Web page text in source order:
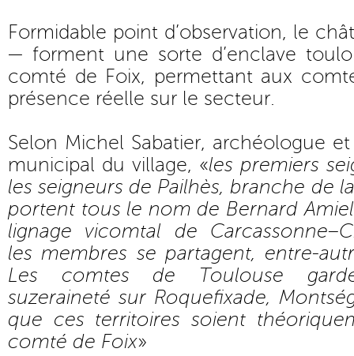
Formidable point d’observation, le
— forment une sorte d’enclave
comté de Foix, permettant aux
présence réelle sur le secteur.
Selon Michel Sabatier, archéologue
municipal du village, «les premiers
les seigneurs de Pailhès, branche de
portent tous le nom de Bernard
lignage vicomtal de
les membres se partagent, entre-
Les comtes de Toulouse
suzeraineté sur Roquefixade,
que ces territoires soient
comté de Foix»